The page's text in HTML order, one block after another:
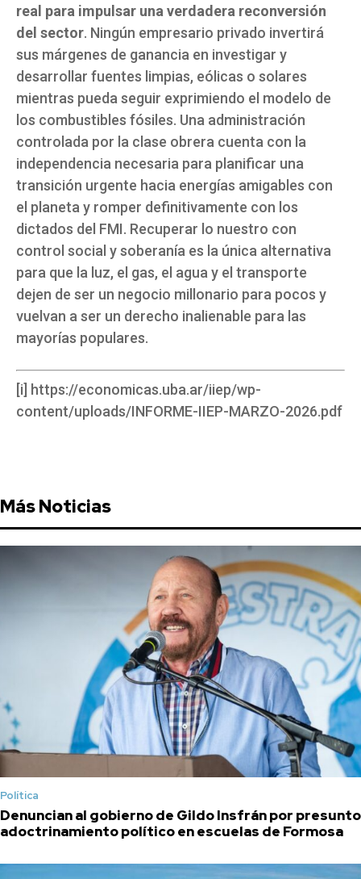
real para impulsar una verdadera reconversión
del sector. Ningún empresario privado invertirá
sus márgenes de ganancia en investigar y
desarrollar fuentes limpias, eólicas o solares
mientras pueda seguir exprimiendo el modelo de
los combustibles fósiles. Una administración
controlada por la clase obrera cuenta con la
independencia necesaria para planificar una
transición urgente hacia energías amigables con
el planeta y romper definitivamente con los
dictados del FMI. Recuperar lo nuestro con
control social y soberanía es la única alternativa
para que la luz, el gas, el agua y el transporte
dejen de ser un negocio millonario para pocos y
vuelvan a ser un derecho inalienable para las
mayorías populares.
[i] https://economicas.uba.ar/iiep/wp-
content/uploads/INFORME-IIEP-MARZO-2026.pdf
Más Noticias
Política
Denuncian al gobierno de Gildo Insfrán por presunto
adoctrinamiento político en escuelas de Formosa